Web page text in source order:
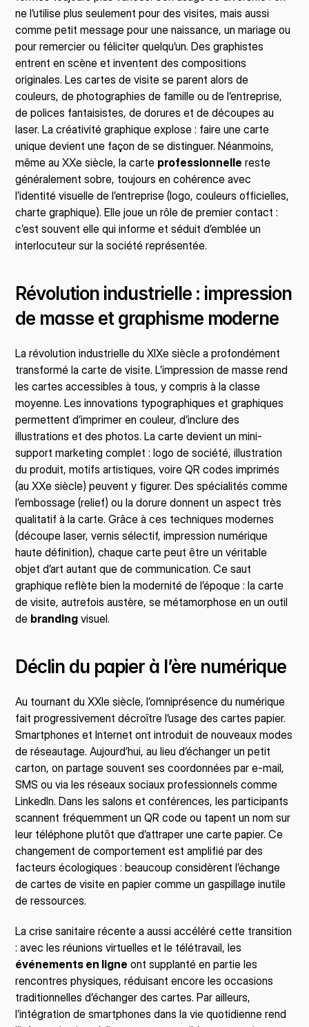
ne l’utilise plus seulement pour des visites, mais aussi
comme petit message pour une naissance, un mariage ou
pour remercier ou féliciter quelqu’un. Des graphistes
entrent en scène et inventent des compositions
originales. Les cartes de visite se parent alors de
couleurs, de photographies de famille ou de l’entreprise,
de polices fantaisistes, de dorures et de découpes au
laser. La créativité graphique explose : faire une carte
unique devient une façon de se distinguer. Néanmoins,
même au XXe siècle, la carte professionnelle reste
généralement sobre, toujours en cohérence avec
l’identité visuelle de l’entreprise (logo, couleurs officielles,
charte graphique). Elle joue un rôle de premier contact :
c’est souvent elle qui informe et séduit d’emblée un
interlocuteur sur la société représentée.
Révolution industrielle : impression
de masse et graphisme moderne
La révolution industrielle du XIXe siècle a profondément
transformé la carte de visite. L’impression de masse rend
les cartes accessibles à tous, y compris à la classe
moyenne. Les innovations typographiques et graphiques
permettent d’imprimer en couleur, d’inclure des
illustrations et des photos. La carte devient un mini-
support marketing complet : logo de société, illustration
du produit, motifs artistiques, voire QR codes imprimés
(au XXe siècle) peuvent y figurer. Des spécialités comme
l’embossage (relief) ou la dorure donnent un aspect très
qualitatif à la carte. Grâce à ces techniques modernes
(découpe laser, vernis sélectif, impression numérique
haute définition), chaque carte peut être un véritable
objet d’art autant que de communication. Ce saut
graphique reflète bien la modernité de l’époque : la carte
de visite, autrefois austère, se métamorphose en un outil
de branding visuel.
Déclin du papier à l’ère numérique
Au tournant du XXIe siècle, l’omniprésence du numérique
fait progressivement décroître l’usage des cartes papier.
Smartphones et Internet ont introduit de nouveaux modes
de réseautage. Aujourd’hui, au lieu d’échanger un petit
carton, on partage souvent ses coordonnées par e-mail,
SMS ou via les réseaux sociaux professionnels comme
LinkedIn. Dans les salons et conférences, les participants
scannent fréquemment un QR code ou tapent un nom sur
leur téléphone plutôt que d’attraper une carte papier. Ce
changement de comportement est amplifié par des
facteurs écologiques : beaucoup considèrent l’échange
de cartes de visite en papier comme un gaspillage inutile
de ressources.
La crise sanitaire récente a aussi accéléré cette transition
événements en ligne ont supplanté en partie les
rencontres physiques, réduisant encore les occasions
traditionnelles d’échanger des cartes. Par ailleurs,
l’intégration de smartphones dans la vie quotidienne rend